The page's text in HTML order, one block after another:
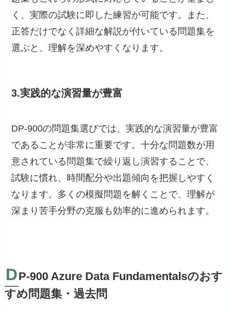
く、実際の試験に即した練習が可能です。また、
正答だけでなく詳細な解説が付いている問題集を
選ぶと、理解を深めやすくなります。
3.実践的な演習量が豊富
DP-900の問題集選びでは、実践的な演習量が豊富
であることが非常に重要です。十分な問題数が用
意されている問題集で繰り返し演習することで、
試験に慣れ、時間配分や出題傾向を把握しやすく
なります。多くの模擬問題を解くことで、理解が
深まり苦手分野の克服も効率的に進められます。
DP-900 Azure Data Fundamentalsのおす
すめ問題集・過去問